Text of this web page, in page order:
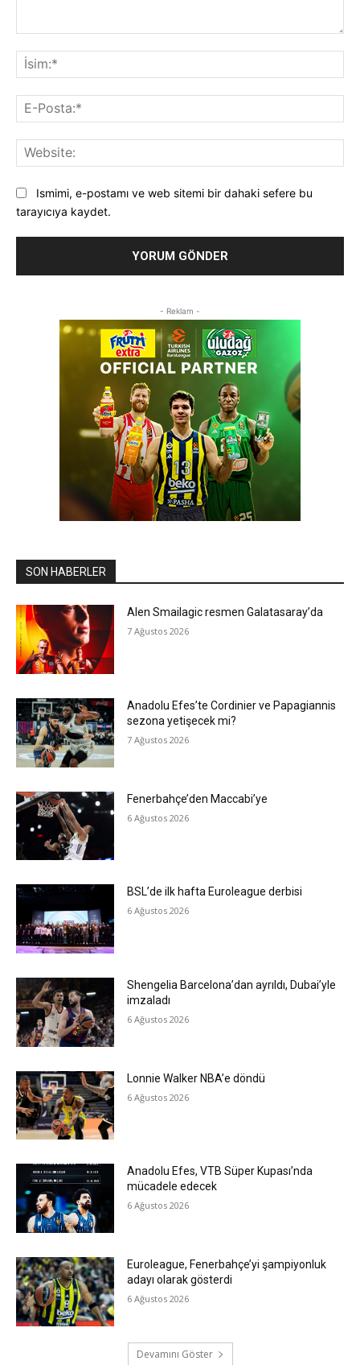
Ismimi, e-postamı ve web sitemi bir dahaki sefere bu
tarayıcıya kaydet.
- Reklam -
SON HABERLER
Alen Smailagic resmen Galatasaray’da
7 Ağustos 2026
Anadolu Efes’te Cordinier ve Papagiannis
sezona yetişecek mi?
7 Ağustos 2026
Fenerbahçe’den Maccabi’ye
6 Ağustos 2026
BSL’de ilk hafta Euroleague derbisi
6 Ağustos 2026
Shengelia Barcelona’dan ayrıldı, Dubai’yle
imzaladı
6 Ağustos 2026
Lonnie Walker NBA’e döndü
6 Ağustos 2026
Anadolu Efes, VTB Süper Kupası’nda
mücadele edecek
6 Ağustos 2026
Euroleague, Fenerbahçe’yi şampiyonluk
adayı olarak gösterdi
6 Ağustos 2026
Devamını Göster